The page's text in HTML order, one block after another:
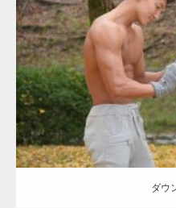
Update:
Category:公園のマッチョ その
ダウンロード
ダウ